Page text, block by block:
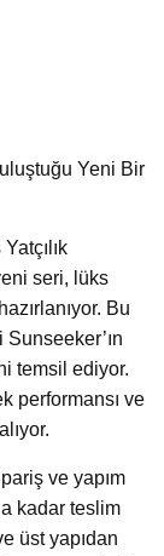
Yeni Bir
seri, lüks
Bu
temsil ediyor.
performansı ve
ve yapım
kadar teslim
üst yapıdan